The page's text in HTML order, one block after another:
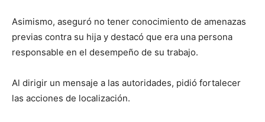
Asimismo, aseguró no tener conocimiento de amenazas
previas contra su hija y destacó que era una persona
responsable en el desempeño de su trabajo.
Al dirigir un mensaje a las autoridades, pidió fortalecer
las acciones de localización.